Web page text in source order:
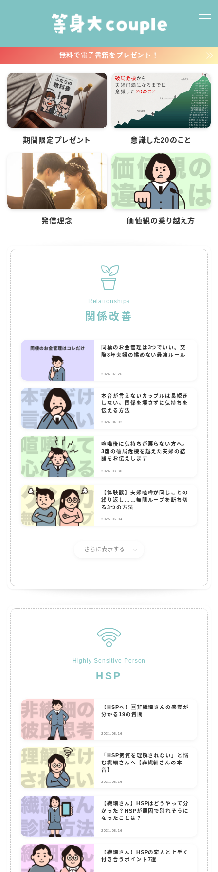
ホーム
プロフィール
公式メルマガ
無料で電子書籍をプレゼント！
期間限定プレゼント 意識した20のこと
発信理念 価値観の乗り越え方
Relationships
関係改善
同棲のお金管理は3つでいい。交
際8年夫婦の揉めない最強ルール
2026.07.26
本音が言えないカップルは長続き
しない。関係を壊さずに気持ちを
伝える方法
2026.04.02
喧嘩後に気持ちが戻らない方へ。
3度の破局危機を越えた夫婦の結
論をお伝えします
2026.03.30
【体験談】夫婦喧嘩が同じことの
繰り返し……無限ループを断ち切
る3つの方法
2025.06.04
さらに表示する
Highly Sensitive Person
HSP
【HSPへ】非繊細さんの感覚が
分かる19の質問
2021.08.16
「HSP気質を理解されない」と悩
む繊細さんへ【非繊細さんの本
音】
2021.08.16
【繊細さん】HSPはどうやって分
かった？HSPが原因で別れそうに
なったことは？
2021.08.16
【繊細さん】HSPの恋人と上手く
付き合うポイント7選